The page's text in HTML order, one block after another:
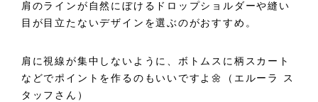
肩のラインが自然にぼけるドロップショルダーや縫い
目が目立たないデザインを選ぶのがおすすめ。
肩に視線が集中しないように、ボトムスに柄スカート
などでポイントを作るのもいいですよ🌼（エルーラ ス
タッフさん）